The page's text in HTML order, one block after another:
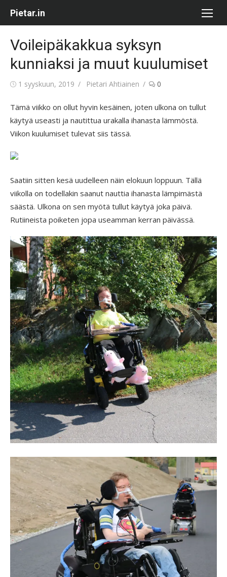
Pietar.in
Voileipäkakkua syksyn
kunniaksi ja muut kuulumiset
Posted
1 syyskuun, 2019 Author
Pietari Ahtiainen 0
Tämä viikko on ollut hyvin kesäinen, joten ulkona on tullut
käytyä useasti ja nautittua urakalla ihanasta lämmöstä.
Viikon kuulumiset tulevat siis tässä.
Saatiin sitten kesä uudelleen näin elokuun loppuun. Tällä
viikolla on todellakin saanut nauttia ihanasta lämpimästä
säästä. Ulkona on sen myötä tullut käytyä joka päivä.
Rutiineista poiketen jopa useamman kerran päivässä.